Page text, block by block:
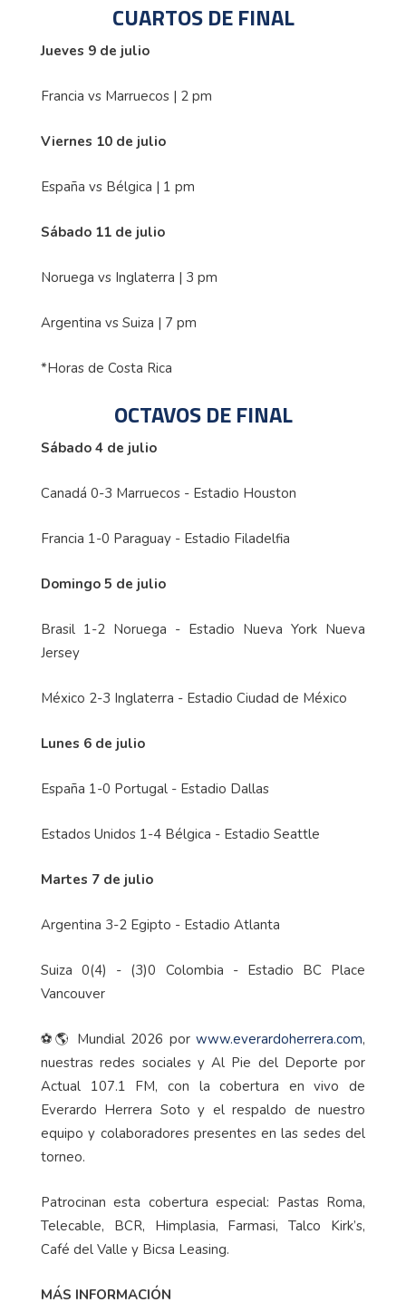
CUARTOS DE FINAL
Jueves 9 de julio
Francia vs Marruecos | 2 pm
Viernes 10 de julio
España vs Bélgica | 1 pm
Sábado 11 de julio
Noruega vs Inglaterra | 3 pm
Argentina vs Suiza | 7 pm
*Horas de Costa Rica
OCTAVOS DE FINAL
Sábado 4 de julio
Canadá 0-3 Marruecos - Estadio Houston
Francia 1-0 Paraguay - Estadio Filadelfia
Domingo 5 de julio
Brasil 1-2 Noruega - Estadio Nueva York Nueva
Jersey
México 2-3 Inglaterra - Estadio Ciudad de México
Lunes 6 de julio
España 1-0 Portugal - Estadio Dallas
Estados Unidos 1-4 Bélgica - Estadio Seattle
Martes 7 de julio
Argentina 3-2 Egipto - Estadio Atlanta
Suiza 0(4) - (3)0 Colombia - Estadio BC Place
Vancouver
⚽🌎 Mundial 2026 por www.everardoherrera.com,
nuestras redes sociales y Al Pie del Deporte por
Actual 107.1 FM, con la cobertura en vivo de
Everardo Herrera Soto y el respaldo de nuestro
equipo y colaboradores presentes en las sedes del
torneo.
Patrocinan esta cobertura especial: Pastas Roma,
Telecable, BCR, Himplasia, Farmasi, Talco Kirk’s,
Café del Valle y Bicsa Leasing.
MÁS INFORMACIÓN